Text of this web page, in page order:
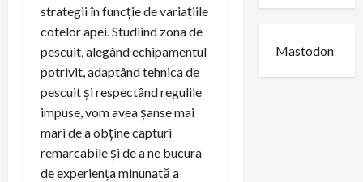
strategii în funcție de variațiile
cotelor apei. Studiind zona de
pescuit, alegând echipamentul
potrivit, adaptând tehnica de
pescuit și respectând regulile
impuse, vom avea șanse mai
mari de a obține capturi
remarcabile și de a ne bucura
de experiența minunată a
Mastodon